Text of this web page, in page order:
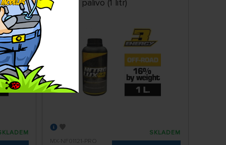
16% EU palivo (1 litr)
MX-NF01121-PRO
SKLADEM